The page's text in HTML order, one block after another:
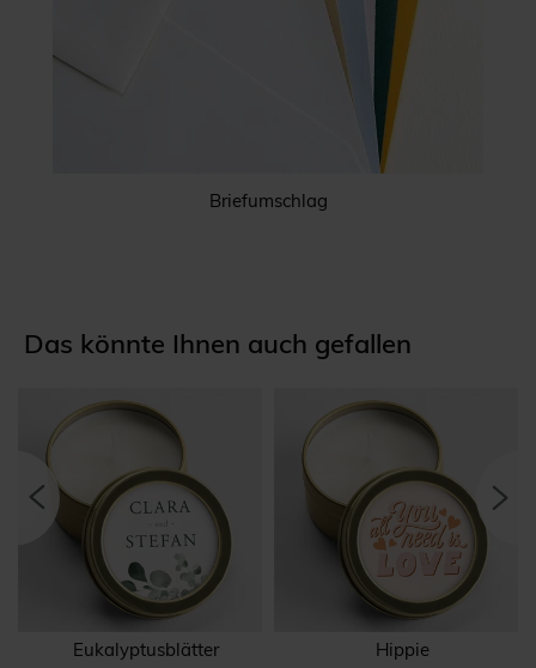
Briefumschlag
Das könnte Ihnen auch gefallen
Eukalyptusblätter Hippie